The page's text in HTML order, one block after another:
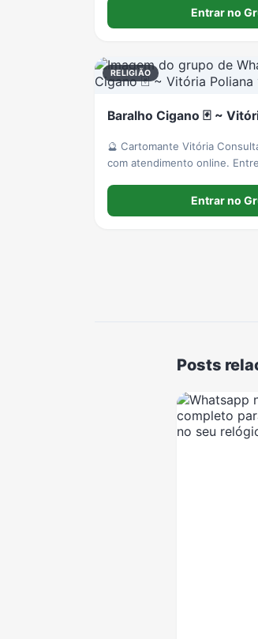
sua fé, fazer novas amizades,
experiências e caminhar juntas
Entrar no
RELIGIÃO
Baralho Cigano 🃏 ~
🔮 Cartomante Vitória
com atendimento online.
garantir prioridade no
vindo(a)! Aprovação rápida
Entrar no
Posts